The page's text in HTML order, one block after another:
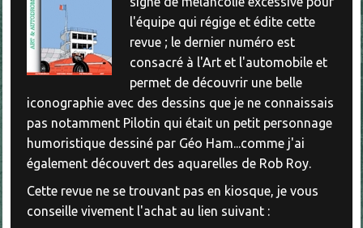
l'équipe qui régige et édite cette
revue ; le dernier numéro est
consacré à l'Art et l'automobile et
permet de découvrir une belle
iconographie avec des dessins que je ne connaissais
pas notamment Pilotin qui était un petit personnage
humoristique dessiné par Géo Ham...comme j'ai
également découvert des aquarelles de Rob Roy.
Cette revue ne se trouvant pas en kiosque, je vous
conseille vivement l'achat au lien suivant :